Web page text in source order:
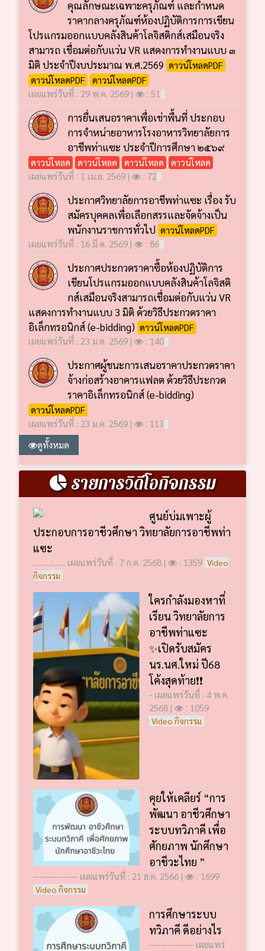
คุณลักษณะเฉพาะครุภัณฑ์ และกำหนด
ราคากลางครุภัณฑ์ห้องปฏิบัติการการเขียน
โปรแกรมออกแบบคลังสินค้าโลจิสติกส์เสมือนจริง
สามารถ เชื่อมต่อกับแว่น VR แสดงการทำงานแบบ ๓
มิติ ประจำปีงบประมาณ พ.ศ.2569 ดาวน์โหลดPDF
ดาวน์โหลดPDF
ดาวน์โหลดPDF
เผยแพร่วันที่ : 29 พ.ค. 2569 |
: 51
การยื่นเสนอราคาเพื่อเช่าพื้นที่ ประกอบ
การจำหน่ายอาหารโรงอาหารวิทยาลัยการ
อาชีพท่าแซะ ประจำปีการศึกษา ๒๕๖๙
ดาวน์โหลด ดาวน์โหลด ดาวน์โหลด
ดาวน์โหลด
เผยแพร่วันที่ : 1 เม.ย. 2569 |
: 72
ประกาศวิทยาลัยการอาชีพท่าแซะ เรื่อง รับ
สมัครบุคคลเพื่อเลือกสรรและจัดจ้างเป็น
พนักงานราชการทั่วไป ดาวน์โหลดPDF
เผยแพร่วันที่ : 16 มี.ค. 2569 |
: 86
ประกาศประกวดราคาซื้อห้องปฏิบัติการ
เขียนโปรแกรมออกแบบคลังสินค้าโลจิสติ
กส์เสมือนจริงสามารถเชื่อมต่อกับแว่น VR
แสดงการทำงานแบบ 3 มิติ ด้วยวิธีประกวดราคา
อิเล็กทรอนิกส์ (e-bidding) ดาวน์โหลดPDF
เผยแพร่วันที่ : 23 ม.ค. 2569 |
: 140
ประกาศผู้ชนะการเสนอราคาประกวดราคา
จ้างก่อสร้างอาคารแฟลต ด้วยวิธีประกวด
ราคาอิเล็กทรอนิกส์ (e-bidding)
ดาวน์โหลดPDF
เผยแพร่วันที่ : 23 ม.ค. 2569 |
: 113
ดูทั้งหมด
รายการวิดีโอกิจกรรม
ศูนย์บ่มเพาะผู้
ประกอบการอาชีวศึกษา วิทยาลัยการอาชีพท่า
แซะ
..........:....... เผยแพร่วันที่ : 7 ก.ค. 2568 | : 1359 Video
กิจกรรม
ใครกำลังมองหาที่
เรียน วิทยาลัยการ
อาชีพท่าแซะ
✨เปิดรับสมัคร
นร.นศ.ใหม่ ปี68
โค้งสุดท้าย❗️❗️
- เผยแพร่วันที่ : 4 พ.ค.
2568 |
: 1059
Video กิจกรรม
คุยให้เคลียร์ “การ
พัฒนา อาชีวศึกษา
ระบบทวิภาคี เพื่อ
ศักยภาพ นักศึกษา
อาชีวะไทย ”
--------------- เผยแพร่วันที่ : 21 ส.ค. 2566 | : 1699
Video กิจกรรม
การศึกษาระบบ
ทวิภาคี ดีอย่างไร
--------------- เผยแพร่